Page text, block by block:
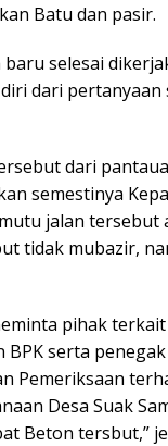
Batu dan pasir.
selesai
dari pertanyaan
dari
semestinya
jalan tersebut
tidak mubazir,
pihak
BPK serta
Pemeriksaan
Desa Suak
Beton tersbut,”